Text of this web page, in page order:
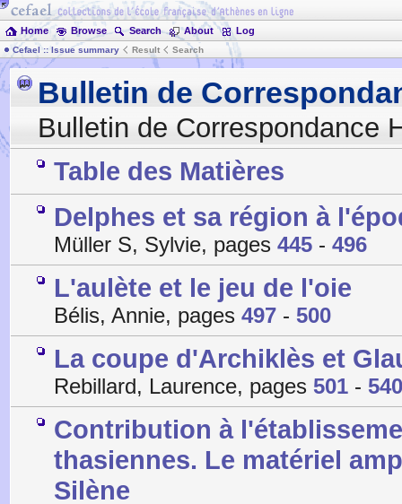
Home Browse Search About Log
Cefael :: Issue summary Result Search
Bulletin de
Bulletin de Correspondance
Table des Matières
Delphes et sa région à
Müller S, Sylvie, pages 445 - 496
L'aulète et le jeu de l'oie
Bélis, Annie, pages 497 - 500
La coupe d'Archiklès et
Rebillard, Laurence, pages 501 - 540
Contribution à
thasiennes. Le matériel
Silène